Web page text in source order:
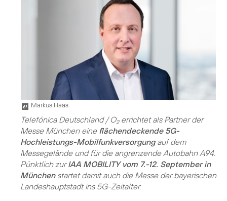
Markus Haas
Telefónica Deutschland / O2errichtet als Partner der
Messe München eine flächendeckende 5G-
Hochleistungs-Mobilfunkversorgungauf dem
Messegelände und für die angrenzende Autobahn A94.
Pünktlich zurIAA MOBILITY vom 7.-12. September in
Münchenstartet damit auch die Messe der bayerischen
Landeshauptstadt ins 5G-Zeitalter.